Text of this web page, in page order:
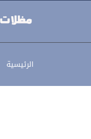
الرئيسية